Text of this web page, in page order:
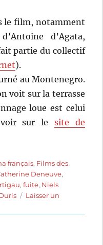
le film, notamment
d’Agata,
partie du collectif
).
au Montenegro.
voit sur la terrasse
loue est celui
sur le site de
français, Films des
Deneuve,
,fuite, Niels
Laisser un